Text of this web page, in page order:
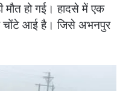
हो गई। हादसे में एक
चोंटे आई है। जिसे अभनपुर